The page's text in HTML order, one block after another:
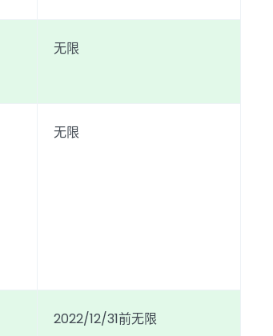
无限
无限
2022/12/31前无限